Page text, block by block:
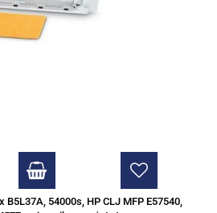
B5L37A, 54000s, HP CLJ MFP E57540,